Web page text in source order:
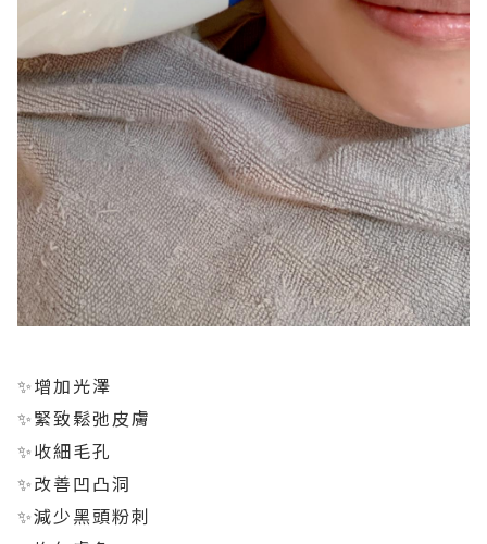
✨增加光澤
✨緊致鬆弛皮膚
✨收細毛孔
✨改善凹凸洞
✨減少黑頭粉刺